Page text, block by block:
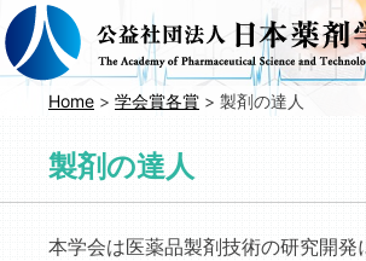
コ
ン
テ
Home > 学会賞各賞 > 製剤の達人
製剤の達人
本学会は医薬品製剤技術の研究開発